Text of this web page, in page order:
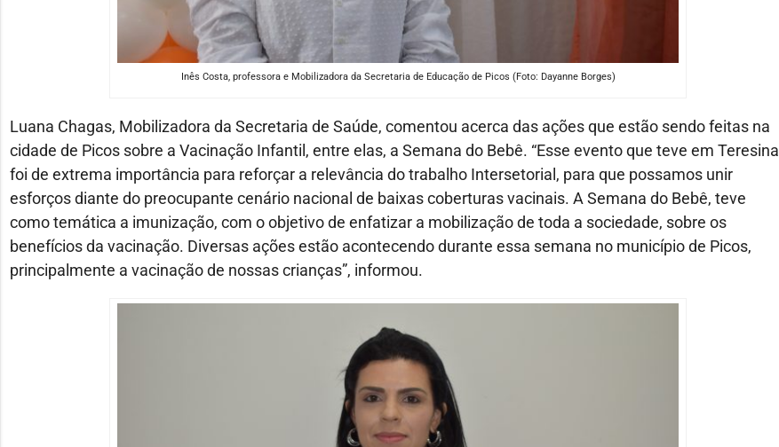
Inês Costa, professora e Mobilizadora da Secretaria de Educação de Picos (Foto: Dayanne Borges)
Luana Chagas, Mobilizadora da Secretaria de Saúde, comentou acerca das ações que estão sendo feitas na
cidade de Picos sobre a Vacinação Infantil, entre elas, a Semana do Bebê. “Esse evento que teve em Teresina
foi de extrema importância para reforçar a relevância do trabalho Intersetorial, para que possamos unir
esforços diante do preocupante cenário nacional de baixas coberturas vacinais. A Semana do Bebê, teve
como temática a imunização, com o objetivo de enfatizar a mobilização de toda a sociedade, sobre os
benefícios da vacinação. Diversas ações estão acontecendo durante essa semana no município de Picos,
principalmente a vacinação de nossas crianças”, informou.